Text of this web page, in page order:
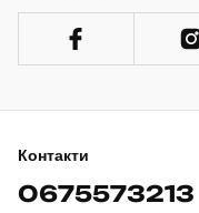
Контакти
0675573213